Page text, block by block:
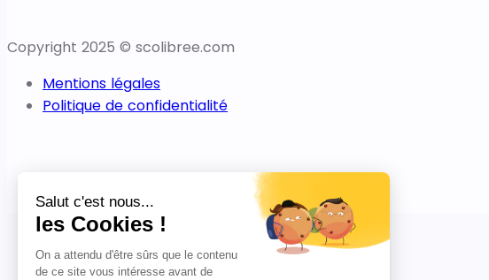
Copyright 2025 © scolibree.com
Mentions légales
Politique de confidentialité